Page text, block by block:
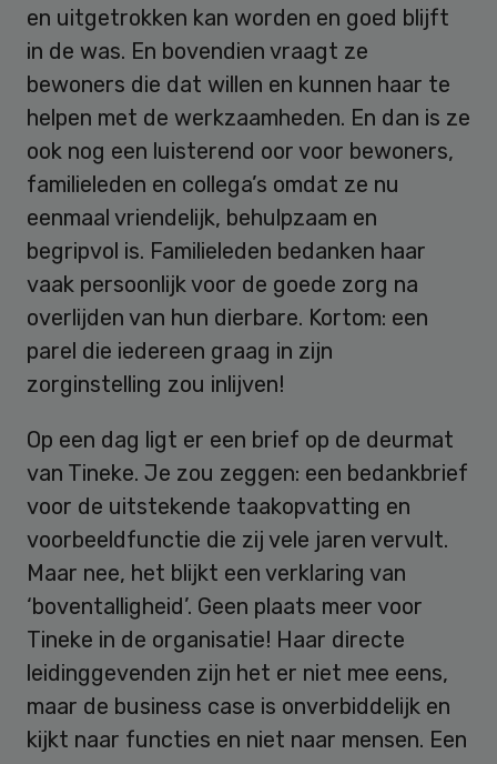
en uitgetrokken kan worden en goed blijft
in de was. En bovendien vraagt ze
bewoners die dat willen en kunnen haar te
helpen met de werkzaamheden. En dan is ze
ook nog een luisterend oor voor bewoners,
familieleden en collega’s omdat ze nu
eenmaal vriendelijk, behulpzaam en
begripvol is. Familieleden bedanken haar
vaak persoonlijk voor de goede zorg na
overlijden van hun dierbare. Kortom: een
parel die iedereen graag in zijn
zorginstelling zou inlijven!
Op een dag ligt er een brief op de deurmat
van Tineke. Je zou zeggen: een bedankbrief
voor de uitstekende taakopvatting en
voorbeeldfunctie die zij vele jaren vervult.
Maar nee, het blijkt een verklaring van
‘boventalligheid’. Geen plaats meer voor
Tineke in de organisatie! Haar directe
leidinggevenden zijn het er niet mee eens,
maar de business case is onverbiddelijk en
kijkt naar functies en niet naar mensen. Een